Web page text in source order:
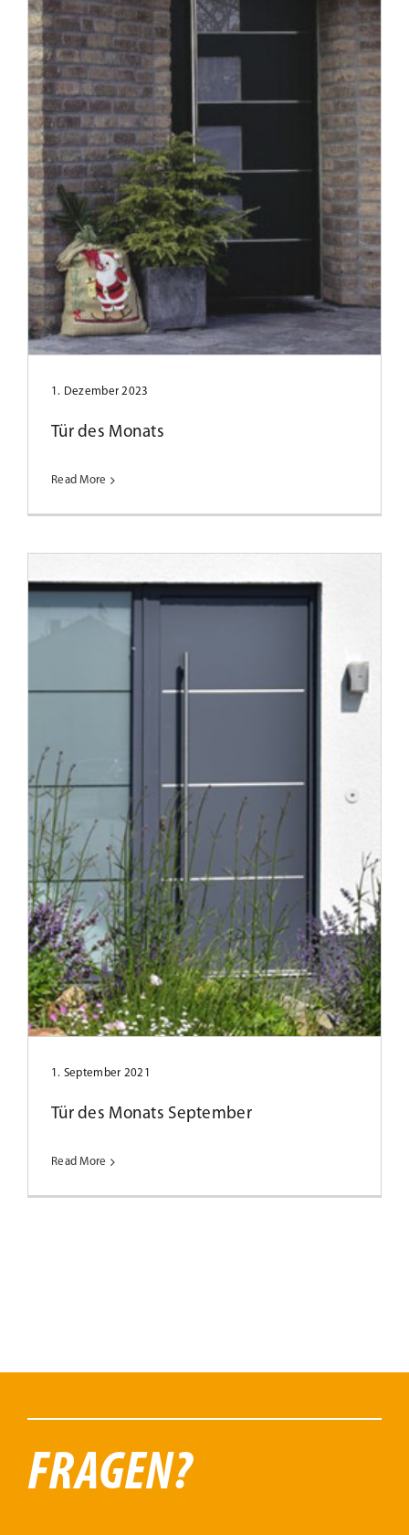
1. Dezember 2023
Tür des Monats
Read More
Tür des Monats September 2021
1. September 2021
Tür des Monats September
Read More
FRAGEN?